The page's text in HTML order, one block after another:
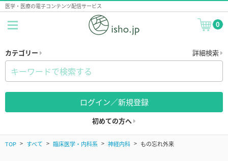
医学・医療の電子コンテンツ配信サービス
0
カテゴリー 詳細検索
ログイン／新規登録
初めての方へ
TOP すべて 臨床医学・内科系 神経内科 もの忘れ外来